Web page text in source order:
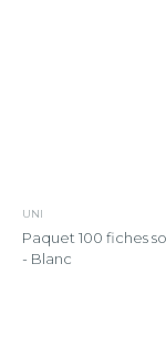
UNI
Paquet 100 fiches
- Blanc